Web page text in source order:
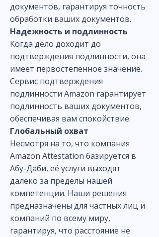
документов, гарантируя точность
обработки ваших документов.
Надежность и подлинность
Когда дело доходит до
подтверждения подлинности, она
имеет первостепенное значение.
Сервис подтверждения
подлинности Amazon гарантирует
подлинность ваших документов,
обеспечивая вам спокойствие.
Глобальный охват
Несмотря на то, что компания
Amazon Attestation базируется в
Абу-Даби, её услуги выходят
далеко за пределы нашей
компетенции. Наши решения
предназначены для частных лиц и
компаний по всему миру,
гарантируя, что расстояние не